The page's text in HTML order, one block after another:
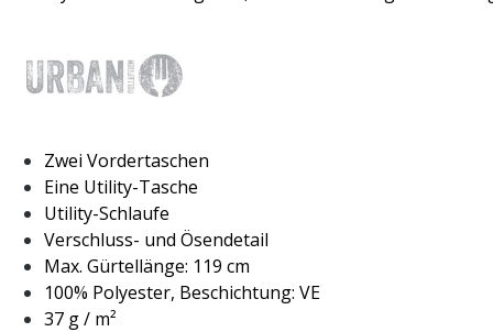
Zwei Vordertaschen
Eine Utility-Tasche
Utility-Schlaufe
Verschluss- und Ösendetail
Max. Gürtellänge: 119 cm
100% Polyester, Beschichtung: VE
37 g / m²